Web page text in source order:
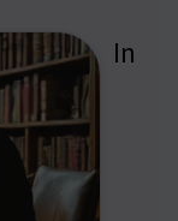
In